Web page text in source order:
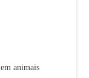
animais